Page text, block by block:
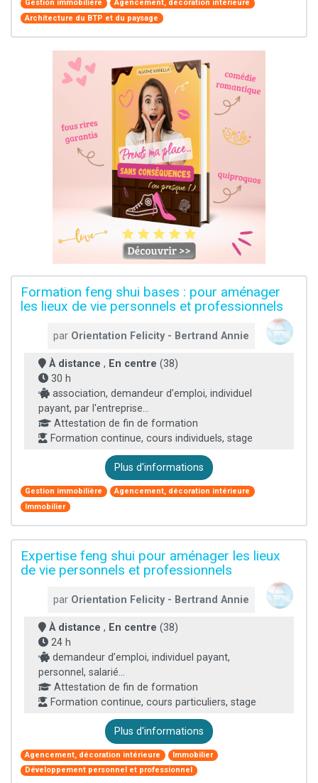
Gestion immobilière
Agencement, décoration intérieure
Architecture du BTP et du paysage
Formation feng shui bases : pour aménager
les lieux de vie personnels et professionnels
par Orientation Felicity - Bertrand Annie
À distance , En centre (38)
30 h
association, demandeur d’emploi, individuel
payant, par l'entreprise...
Attestation de fin de formation
Formation continue, cours individuels, stage
Plus d'informations
Gestion immobilière
Agencement, décoration intérieure
Immobilier
Expertise feng shui pour aménager les lieux
de vie personnels et professionnels
par Orientation Felicity - Bertrand Annie
À distance , En centre (38)
24 h
demandeur d’emploi, individuel payant,
personnel, salarié...
Attestation de fin de formation
Formation continue, cours particuliers, stage
Plus d'informations
Agencement, décoration intérieure
Immobilier
Développement personnel et professionnel